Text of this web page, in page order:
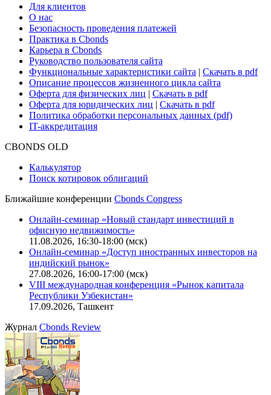
Для клиентов
О нас
Безопасность проведения платежей
Практика в Cbonds
Карьера в Cbonds
Руководство пользователя сайта
Функциональные характеристики сайта | Скачать в pdf
Описание процессов жизненного цикла сайта
Оферта для физических лиц | Скачать в pdf
Оферта для юридических лиц | Скачать в pdf
Политика обработки персональных данных (pdf)
IT-аккредитация
CBONDS OLD
Калькулятор
Поиск котировок облигаций
Ближайшие конференции Cbonds Congress
Онлайн-семинар «Новый стандарт инвестиций в
офисную недвижимость»
11.08.2026, 16:30-18:00 (мск)
Онлайн-семинар «Доступ иностранных инвесторов на
индийский рынок»
27.08.2026, 16:00-17:00 (мск)
VIII международная конференция «Рынок капитала
Республики Узбекистан»
17.09.2026, Ташкент
Журнал Cbonds Review